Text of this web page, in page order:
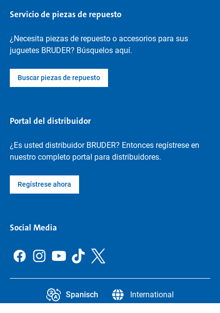
Servicio de piezas de repuesto
¿Necesita piezas de repuesto o accesorios para sus
juguetes BRUDER? Búsquelos aquí.
Buscar piezas de repuesto
Portal del distribuidor
¿Es usted distribuidor BRUDER? Entonces regístrese en
nuestro completo portal para distribuidores.
Regístrese ahora
Social Media
Spanisch International